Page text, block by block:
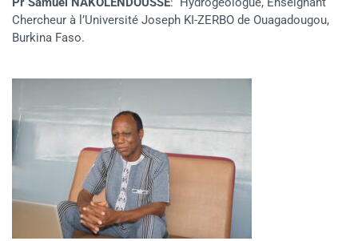
Chercheur à l’Université Joseph KI-ZERBO de Ouagadougou,
Burkina Faso.